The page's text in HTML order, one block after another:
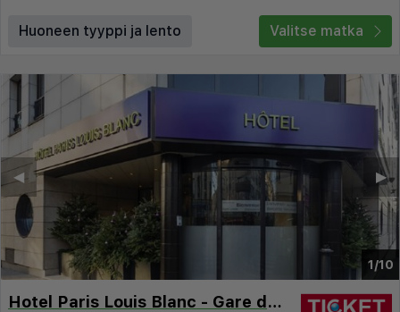
Huoneen tyyppi ja lento Valitse matka
1/10
▶︎
◀︎
Hotel Paris Louis Blanc - Gare du Nord, Paris 10